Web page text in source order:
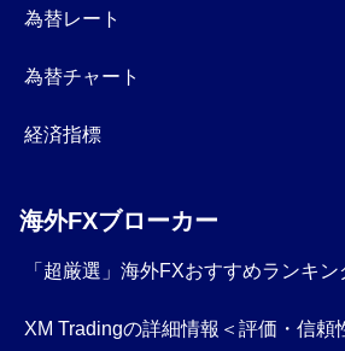
為替レート
為替チャート
経済指標
海外FXブローカー
「超厳選」海外FXおすすめランキン
XM Tradingの詳細情報＜評価・信頼